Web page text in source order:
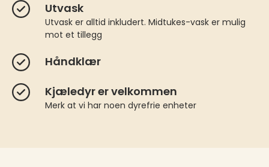
Utvask
Utvask er alltid inkludert. Midtukes-vask er mulig
mot et tillegg
Håndklær
Kjæledyr er velkommen
Merk at vi har noen dyrefrie enheter